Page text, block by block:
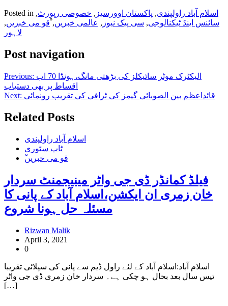
Posted in اسلام آباد راولپندی, پاکستان اوورسیز , خصوصی رپورٹ,
سائنس اینڈ ٹیکنالوجی, سی پیک نیوز , عالمی خبریں,ْقو می خبریں,
لاہور
Post navigation
Previous: الیکٹرک موٹر سائیکلز کی بڑھتی مانگ،ہونڈا 70 اب
اقساط پر بھی دستیاب
Next: قائداعظم بین الصوبائی گیمز کی ٹرافی کی تقریب رونمائی
Related Posts
اسلام آباد راولپندی
ٹاپ سٹوری
ْقو می خبریں
فیلڈ کمانڈر ڈی جی واٹر مینیجمنٹ سردار
خان زمری ان ایکشن،اسلام آباد کے پانی کا
مسئلہ حل ہونا شروع
Rizwan Malik
April 3, 2021
0
اسلام آباد:اسلام آباد کے لئے راول ڈیم سے پانی کی سپلائی تقریبا
تیس سال بعد بحال ہو چکی ہے۔ سردار خان زمری ڈی جی واٹر
[…]